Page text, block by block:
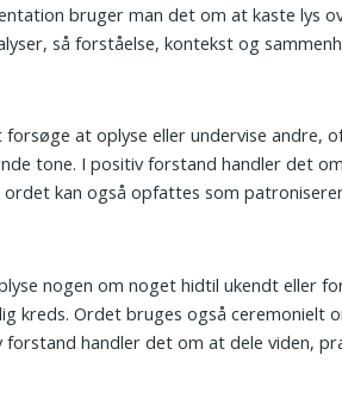
bruger man det om at kaste lys
så forståelse, kontekst og
at oplyse eller undervise andre,
tone. I positiv forstand handler det
kan også opfattes som
nogen om noget hidtil ukendt eller
kreds. Ordet bruges også ceremonielt
handler det om at dele viden,